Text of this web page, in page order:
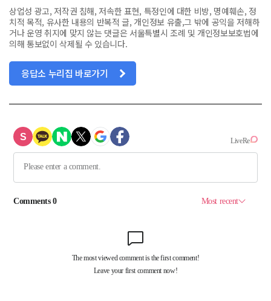
상업성 광고, 저작권 침해, 저속한 표현, 특정인에 대한 비방, 명예훼손, 정
치적 목적, 유사한 내용의 반복적 글, 개인정보 유출,그 밖에 공익을 저해하
거나 운영 취지에 맞지 않는 댓글은 서울특별시 조례 및 개인정보보호법에
의해 통보없이 삭제될 수 있습니다.
응답소 누리집 바로가기